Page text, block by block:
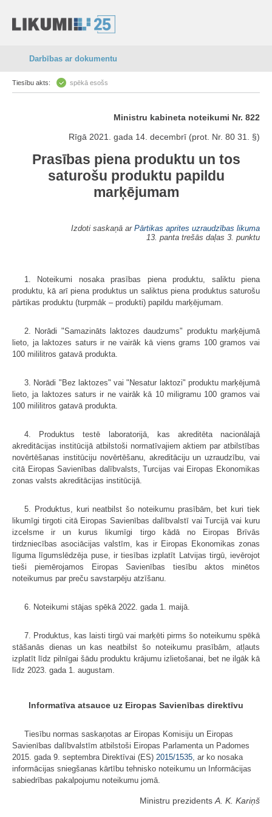
Darbības ar dokumentu
Tiesību akts: spēkā esošs
Ministru kabineta noteikumi Nr. 822
Rīgā 2021. gada 14. decembrī (prot. Nr. 80 31. §)
Prasības piena produktu un tos
saturošu produktu papildu
marķējumam
Izdoti saskaņā ar Pārtikas aprites uzraudzības likuma
13. panta trešās daļas 3. punktu
1. Noteikumi nosaka prasības piena produktu, saliktu piena
produktu, kā arī piena produktus un saliktus piena produktus saturošu
pārtikas produktu (turpmāk – produkti) papildu marķējumam.
2. Norādi "Samazināts laktozes daudzums" produktu marķējumā
lieto, ja laktozes saturs ir ne vairāk kā viens grams 100 gramos vai
100 mililitros gatavā produkta.
3. Norādi "Bez laktozes" vai "Nesatur laktozi" produktu marķējumā
lieto, ja laktozes saturs ir ne vairāk kā 10 miligramu 100 gramos vai
100 mililitros gatavā produkta.
4. Produktus testē laboratorijā, kas akreditēta nacionālajā
akreditācijas institūcijā atbilstoši normatīvajiem aktiem par atbilstības
novērtēšanas institūciju novērtēšanu, akreditāciju un uzraudzību, vai
citā Eiropas Savienības dalībvalsts, Turcijas vai Eiropas Ekonomikas
zonas valsts akreditācijas institūcijā.
5. Produktus, kuri neatbilst šo noteikumu prasībām, bet kuri tiek
likumīgi tirgoti citā Eiropas Savienības dalībvalstī vai Turcijā vai kuru
izcelsme ir un kurus likumīgi tirgo kādā no Eiropas Brīvās
tirdzniecības asociācijas valstīm, kas ir Eiropas Ekonomikas zonas
līguma līgumslēdzēja puse, ir tiesības izplatīt Latvijas tirgū, ievērojot
tieši piemērojamos Eiropas Savienības tiesību aktos minētos
noteikumus par preču savstarpēju atzīšanu.
6. Noteikumi stājas spēkā 2022. gada 1. maijā.
7. Produktus, kas laisti tirgū vai marķēti pirms šo noteikumu spēkā
stāšanās dienas un kas neatbilst šo noteikumu prasībām, atļauts
izplatīt līdz pilnīgai šādu produktu krājumu izlietošanai, bet ne ilgāk kā
līdz 2023. gada 1. augustam.
Informatīva atsauce uz Eiropas Savienības direktīvu
Tiesību normas saskaņotas ar Eiropas Komisiju un Eiropas
Savienības dalībvalstīm atbilstoši Eiropas Parlamenta un Padomes
2015. gada 9. septembra Direktīvai (ES) 2015/1535, ar ko nosaka
informācijas sniegšanas kārtību tehnisko noteikumu un Informācijas
sabiedrības pakalpojumu noteikumu jomā.
Ministru prezidentsA. K. Kariņš